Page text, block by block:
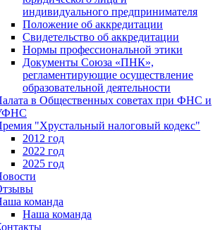
индивидуального предпринимателя
Положение об аккредитации
Свидетельство об аккредитации
Нормы профессиональной этики
Документы Союза «ПНК»,
регламентирующие осуществление
образовательной деятельности
в Общественных советах при ФНС и
"Хрустальный налоговый кодекс"
2012 год
2022 год
2025 год
команда
Наша команда